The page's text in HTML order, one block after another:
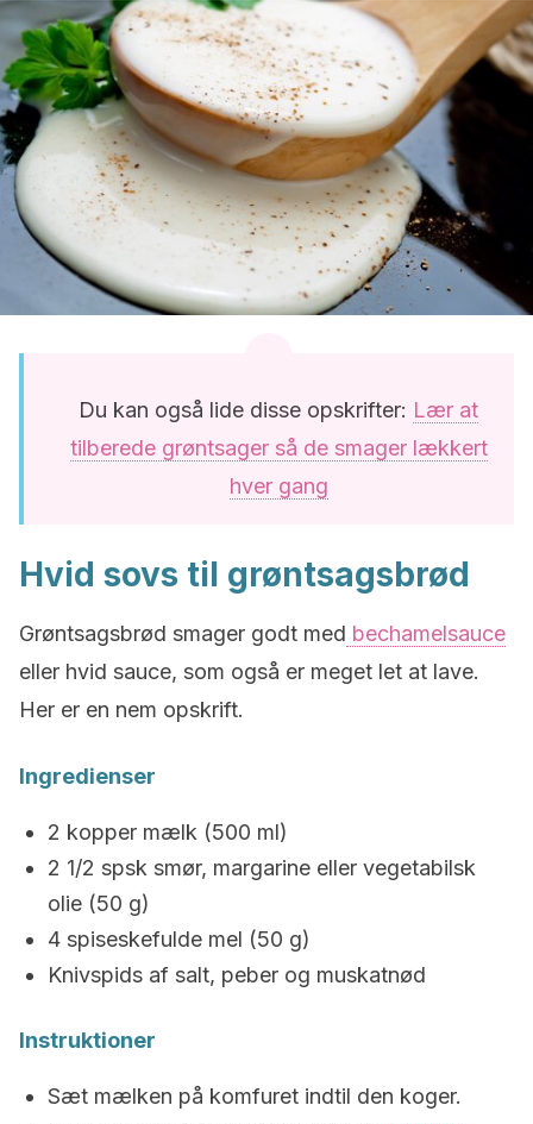
Du kan også lide disse opskrifter: Lær at
tilberede grøntsager så de smager lækkert
hver gang
Hvid sovs til grøntsagsbrød
Grøntsagsbrød smager godt med bechamelsauce
eller hvid sauce, som også er meget let at lave.
Her er en nem opskrift.
Ingredienser
2 kopper mælk (500 ml)
2 1/2 spsk smør, margarine eller vegetabilsk
olie (50 g)
4 spiseskefulde mel (50 g)
Knivspids af salt, peber og muskatnød
Instruktioner
Sæt mælken på komfuret indtil den koger.